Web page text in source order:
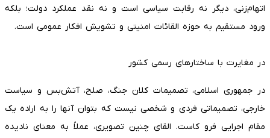
اتهام‌زنی، دیگر نه رقابت سیاسی است و نه نقد عملکرد دولت؛ بلکه
ورود مستقیم به حوزه القائات امنیتی و تشویش افکار عمومی است.
در مغایرت با ساختارهای رسمی کشور
در جمهوری اسلامی، تصمیمات کلان جنگ، صلح، آتش‌بس و سیاست
خارجی، تصمیماتی فردی و شخصی نیست که بتوان آنها را به اراده یک
مقام اجرایی فرو کاست. القای چنین تصویری، عملاً به معنای نادیده